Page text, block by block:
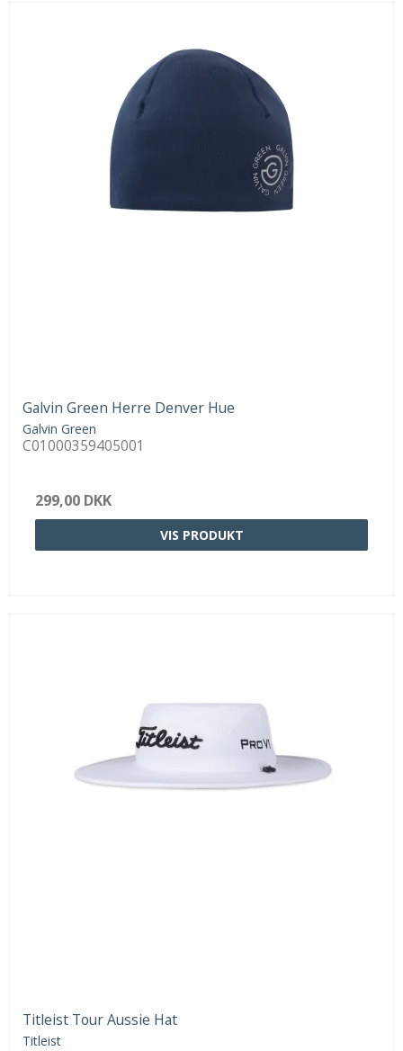
Galvin Green Herre Denver Hue
Galvin Green
C01000359405001
299,00 DKK
VIS PRODUKT
Titleist Tour Aussie Hat
Titleist